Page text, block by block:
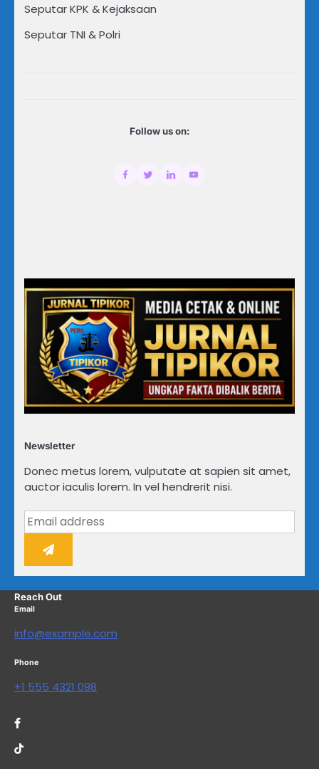
Seputar KPK & Kejaksaan
Seputar TNI & Polri
Follow us on:
Newsletter
Donec metus lorem, vulputate at sapien sit amet,
auctor iaculis lorem. In vel hendrerit nisi.
Reach Out
Email
info@example.com
Phone
+1 555 4321 098